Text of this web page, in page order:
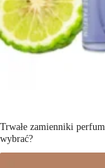
Trwałe zamienniki
wybrać?